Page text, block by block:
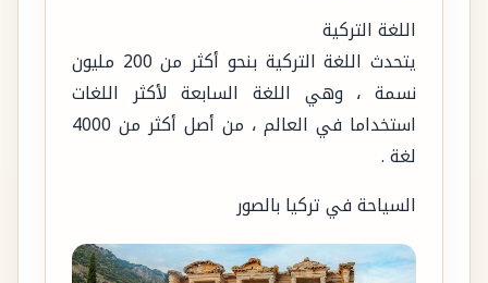
اللغة التركية
يتحدث اللغة التركية بنحو أكثر من 200 مليون
نسمة ، وهي اللغة السابعة لأكثر اللغات
استخداما في العالم ، من أصل أكثر من 4000
لغة .
السياحة في تركيا بالصور